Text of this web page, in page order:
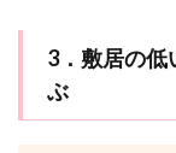
3．敷居の低
ぶ